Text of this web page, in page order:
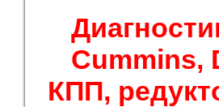
Cummins,
КПП,